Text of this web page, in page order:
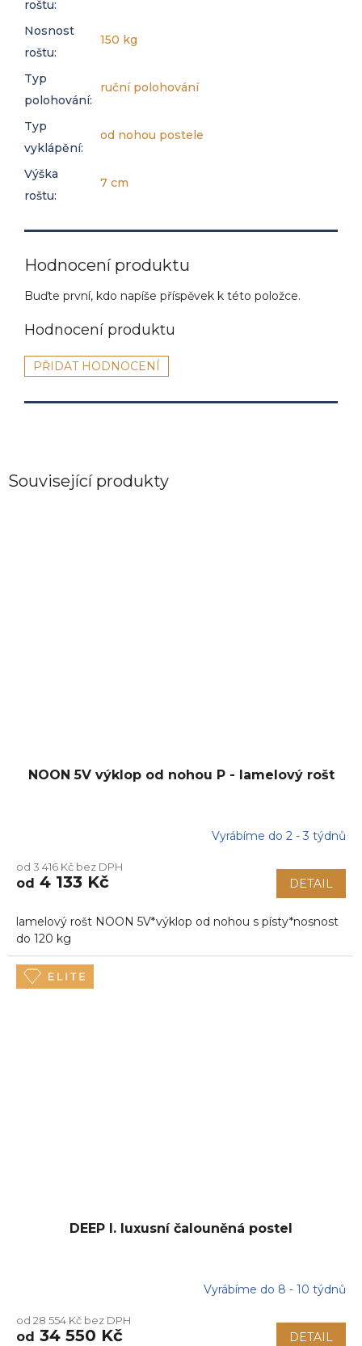
Související produkty
NOON 5V výklop od nohou P - lamelový rošt
Vyrábíme do 2 - 3 týdnů
od 3 416 Kč bez DPH
od 4 133 Kč DETAIL
lamelový rošt NOON 5V*výklop od nohou s písty*nosnost
do 120 kg
DEEP I. luxusní čalouněná postel
Vyrábíme do 8 - 10 týdnů
od 28 554 Kč bez DPH
od 34 550 Kč DETAIL
roštu:
Nosnost
roštu:
150 kg
Typ
polohování:
ruční polohování
Typ
vyklápění:
od nohou postele
Výška
roštu:
7 cm
Hodnocení produktu
Buďte první, kdo napíše příspěvek k této položce.
PŘIDAT HODNOCENÍ